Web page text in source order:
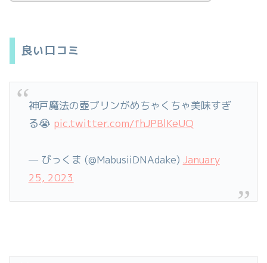
良い口コミ
神戸魔法の壺プリンがめちゃくちゃ美味すぎ
る😭 pic.twitter.com/fhJPBlKeUQ
— びっくま (@MabusiiDNAdake) January
25, 2023